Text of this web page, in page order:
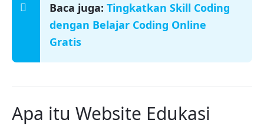
Baca juga: Tingkatkan Skill Coding
dengan Belajar Coding Online
Gratis
Apa itu Website Edukasi